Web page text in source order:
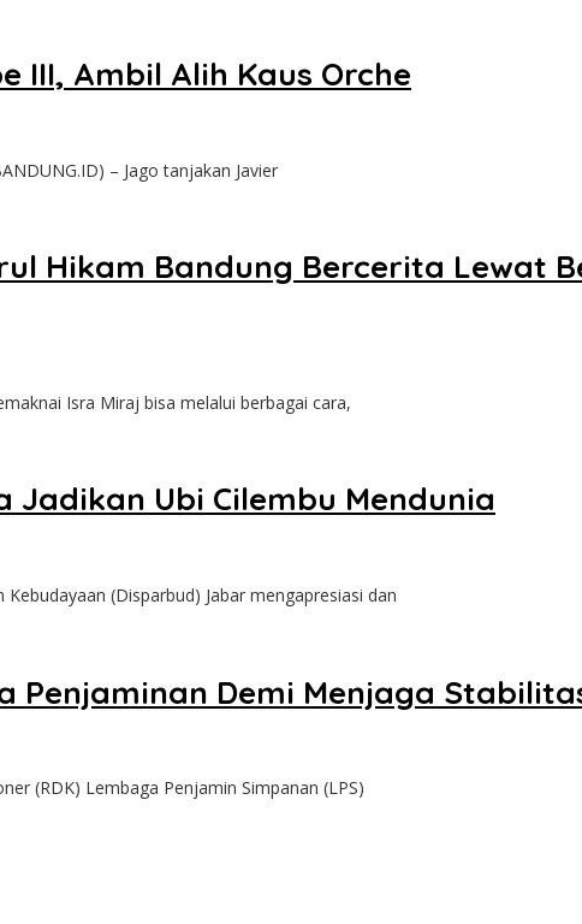
III, Ambil Alih Kaus Orche
– Jago tanjakan Javier
Hikam Bandung Bercerita Lewat
Isra Miraj bisa melalui berbagai cara,
Ubi Cilembu Mendunia
(Disparbud) Jabar mengapresiasi dan
Penjaminan Demi Menjaga
(RDK) Lembaga Penjamin Simpanan (LPS)